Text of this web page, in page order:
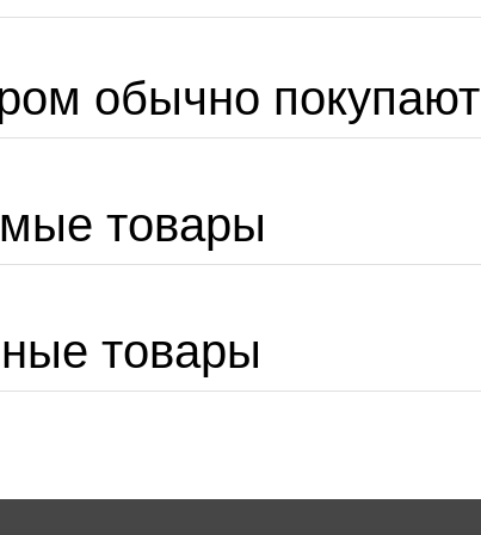
обычно покупают
товары
товары